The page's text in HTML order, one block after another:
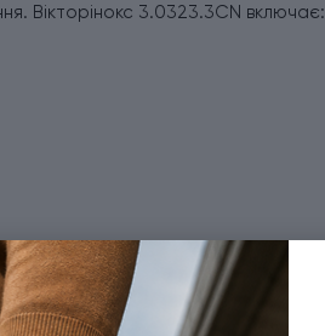
Вікторінокс 3.0323.3CN включає: